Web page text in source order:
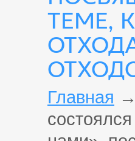
ТЕМЕ,
Главная